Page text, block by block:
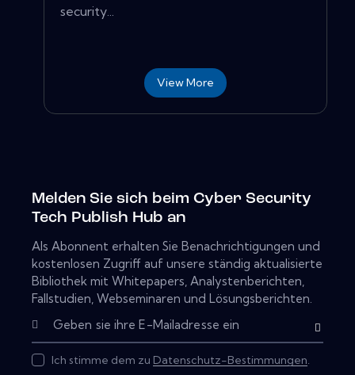
security...
View More
Melden Sie sich beim Cyber ​​Security
Tech Publish Hub an
Als Abonnent erhalten Sie Benachrichtigungen und
kostenlosen Zugriff auf unsere ständig aktualisierte
Bibliothek mit Whitepapers, Analystenberichten,
Fallstudien, Webseminaren und Lösungsberichten.
Ich stimme dem zu Datenschutz-Bestimmungen.